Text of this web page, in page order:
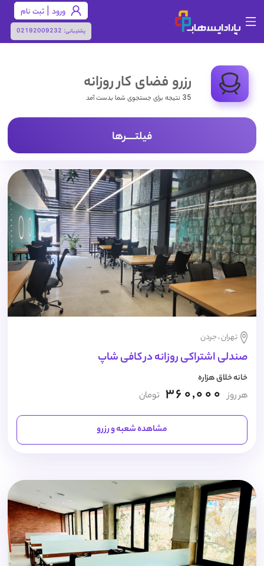
پشتیبانی: 02192009232
ورود | ثبت نام
رزرو فضای کار روزانه
35 نتیجه برای جستجوی شما بدست آمد
فیلتـــــرها
تهران ، جردن
صندلی اشتراکی روزانه در کافی شاپ
خانه خلاق هزاره
هر روز 360,000 تومان
مشاهده شعبه و رزرو